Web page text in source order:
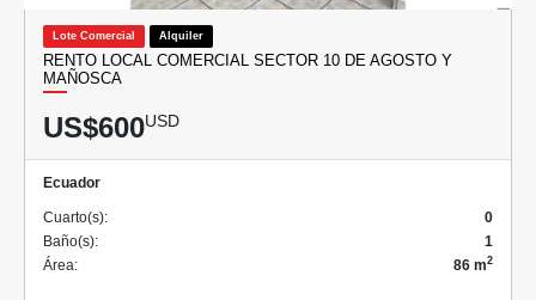
Lote Comercial Alquiler
RENTO LOCAL COMERCIAL SECTOR 10 DE AGOSTO Y
MAÑOSCA
US$600USD
Ecuador
Cuarto(s):
0
Baño(s):
1
Área:
86 m2